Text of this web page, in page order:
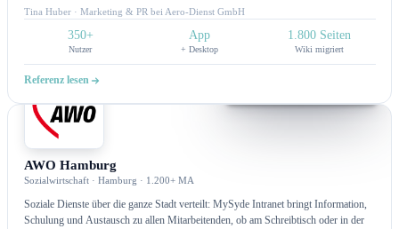
unsere Wünsche. Ein Highlight ist die App-Funktion mit Push-Benachrichtigungen,
über die wir unsere Teams direkt informieren können. Am meisten begeistert uns
jedoch der hervorragende Customer Service: schnelle Bearbeitung,
lösungsorientierte Unterstützung und ein Team, das jederzeit erreichbar ist. Wir
Tina Huber · Marketing & PR bei Aero-Dienst GmbH
350+
Nutzer
App
+ Desktop
1.800 Seiten
Wiki migriert
Referenz lesen
Intranet
AWO Hamburg
Sozialwirtschaft · Hamburg · 1.200+ MA
Soziale Dienste über die ganze Stadt verteilt: MySyde Intranet bringt Information,
Schulung und Austausch zu allen Mitarbeitenden, ob am Schreibtisch oder in der